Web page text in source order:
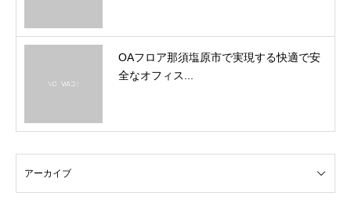
OAフロア那須塩原市で実現する快適で安
全なオフィス...